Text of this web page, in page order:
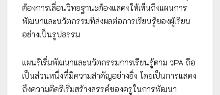
ต้องการเลื่อนวิทยฐานะต้องแสดงให้เห็นถึงแผนการ
พัฒนาและนวัตกรรมที่ส่งผลต่อการเรียนรู้ของผู้เรียน
อย่างเป็นรูปธรรม
แผนริเริ่มพัฒนาและนวัตกรรมการเรียนรู้ตาม วPA ถือ
เป็นส่วนหนึ่งที่มีความสำคัญอย่างยิ่ง โดยเป็นการแสดง
ถึงความคิดริเริ่มสร้างสรรค์ของครูในการพัฒนา